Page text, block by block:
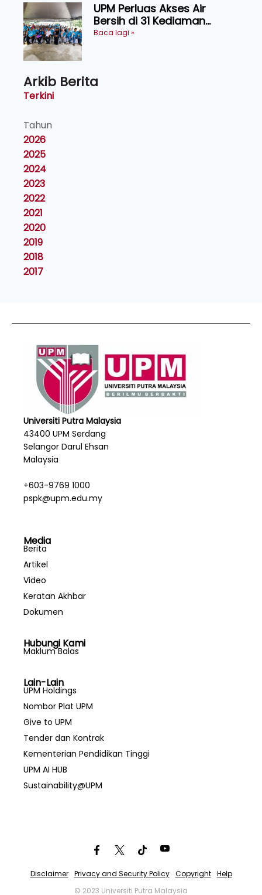
UPM Perluas Akses Air
Bersih di 31 Kediaman
Orang Asli Tasik Chini
Baca lagi »
Arkib Berita
Terkini
Tahun
2026
2025
2024
2023
2022
2021
2020
2019
2018
2017
Universiti Putra Malaysia
43400 UPM Serdang
Selangor Darul Ehsan
Malaysia
+603-9769 1000
pspk@upm.edu.my
Media
Berita
Artikel
Video
Keratan Akhbar
Dokumen
Hubungi Kami
Maklum Balas
Lain-Lain
UPM Holdings
Nombor Plat UPM
Give to UPM
Tender dan Kontrak
Kementerian Pendidikan Tinggi
UPM AI HUB
Sustainability@UPM
Disclaimer Privacy and Security Policy Copyright
Help
© 2023 Universiti Putra Malaysia